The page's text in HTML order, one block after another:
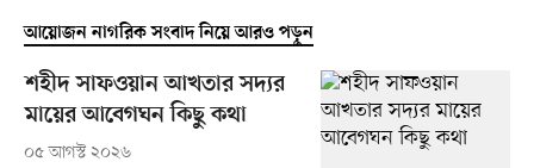
আয়োজন নাগরিক সংবাদ নিয়ে আরও পড়ুন
শহীদ সাফওয়ান আখতার সদ্যর
মায়ের আবেগঘন কিছু কথা
০৫ আগস্ট ২০২৬